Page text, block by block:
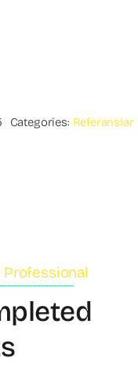
Categories: Referanslar